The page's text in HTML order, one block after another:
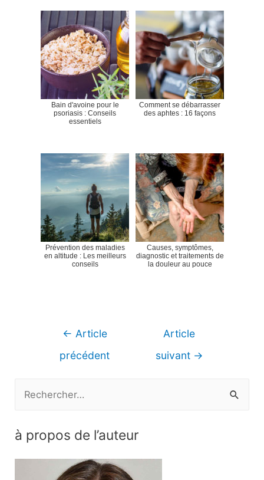
Bain d'avoine pour le
psoriasis : Conseils
essentiels
Comment se débarrasser
des aphtes : 16 façons
Prévention des maladies
en altitude : Les meilleurs
conseils
Causes, symptômes,
diagnostic et traitements de
la douleur au pouce
Navigation
← Article
précédent
Article
suivant →
h
à propos de l’auteur